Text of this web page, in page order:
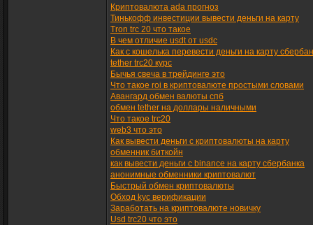
Криптовалюта ada прогноз
Тинькофф инвестиции вывести деньги на карту
Tron trc 20 что такое
В чем отличие usdt от usdc
Как с кошелька перевести деньги на карту
tether trc20 курс
Бычья свеча в трейдинге это
Что такое roi в криптовалюте простыми словами
Авангард обмен валюты спб
обмен tether на доллары наличными
Что такое trc20
web3 что это
Как вывести деньги с криптовалюты на карту
обменник биткойн
как вывести деньги с binance на карту сбербанка
анонимные обменники криптовалют
Быстрый обмен криптовалюты
Обход kyc верификации
Заработать на криптовалюте новичку
Usd trc20 что это